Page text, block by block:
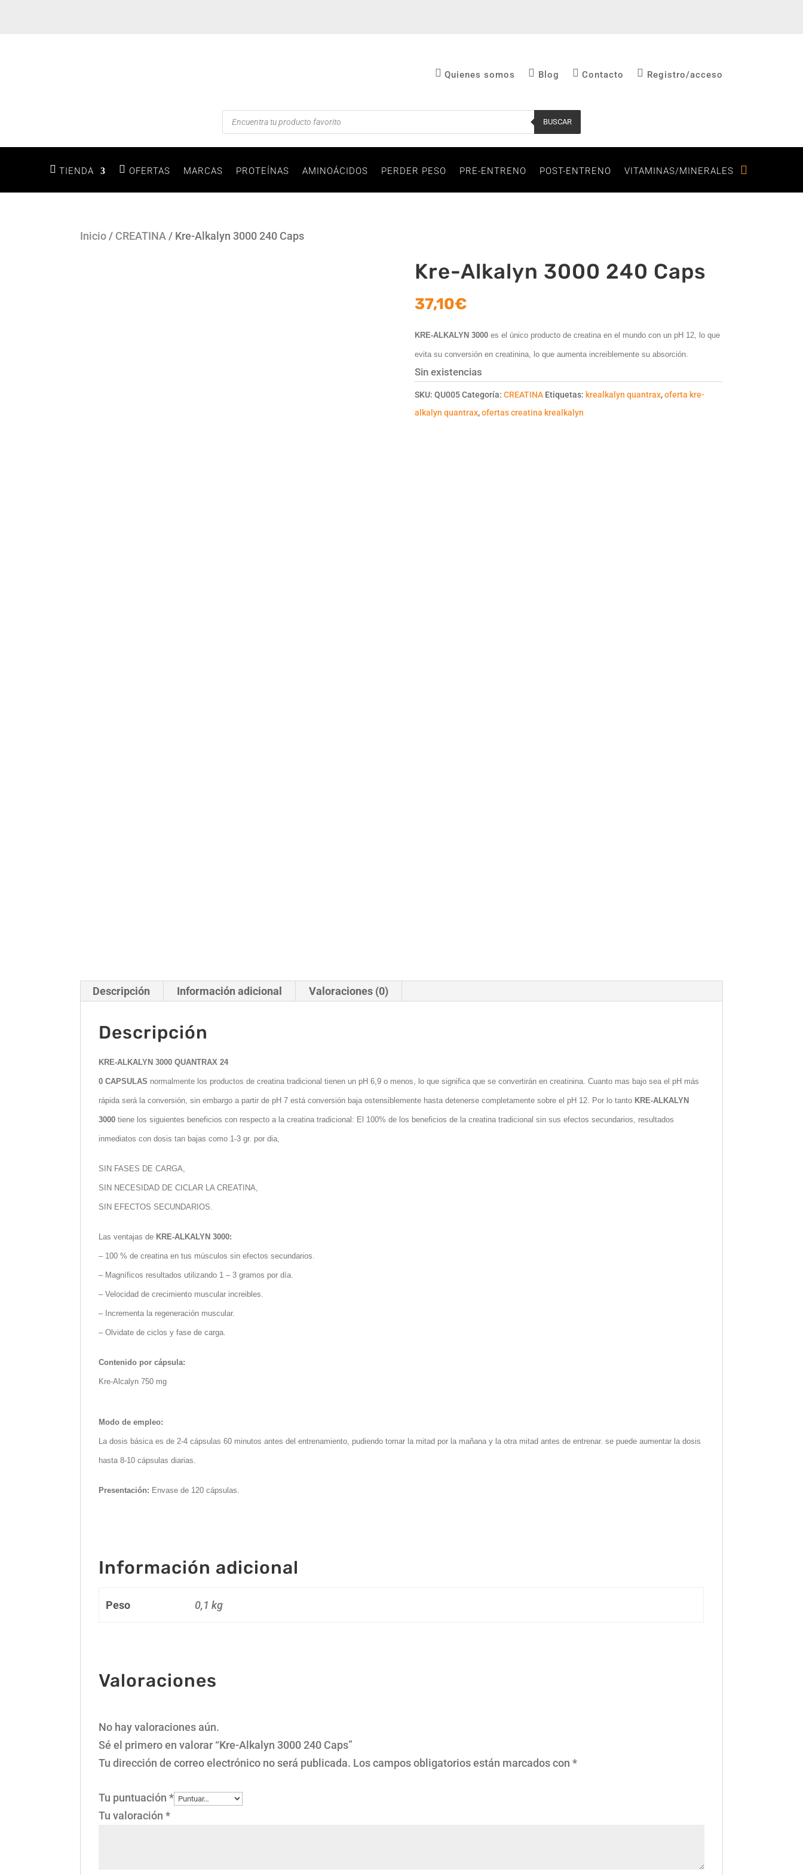
Quienes somos Blog Contacto Registro/acceso
Búsqueda
de
productos
BUSCAR
TIENDA OFERTAS MARCAS PROTEÍNAS AMINOÁCIDOS PERDER PESO PRE-ENTRENO POST-ENTRENO VITAMINAS/MINERALES
Inicio / CREATINA / Kre-Alkalyn 3000 240 Caps
Kre-Alkalyn 3000 240 Caps
37,10€
KRE-ALKALYN 3000es el único producto de creatina en el mundo con un pH 12, lo que
evita su conversión en creatinina, lo que aumenta increiblemente su absorción.
Sin existencias
SKU: QU005 Categoría: CREATINA Etiquetas: krealkalyn quantrax,oferta kre-
alkalyn quantrax,ofertas creatina krealkalyn
Descripción Información adicional Valoraciones (0)
Descripción
KRE-ALKALYN 3000 QUANTRAX 24
0 CAPSULAS normalmente los productos de creatina tradicional tienen un pH 6,9 o menos, lo que significa que se convertirán en creatinina. Cuanto mas bajo sea el pH más
rápida será la conversión, sin embargo a partir de pH 7 está conversión baja ostensiblemente hasta detenerse completamente sobre el pH 12. Por lo tanto KRE-ALKALYN
3000 tiene los siguientes beneficios con respecto a la creatina tradicional: El 100% de los beneficios de la creatina tradicional sin sus efectos secundarios, resultados
inmediatos con dosis tan bajas como 1-3 gr. por dia,
SIN FASES DE CARGA,
SIN NECESIDAD DE CICLAR LA CREATINA,
SIN EFECTOS SECUNDARIOS.
Las ventajas de KRE-ALKALYN 3000:
– 100 % de creatina en tus músculos sin efectos secundarios.
– Magníficos resultados utilizando 1 – 3 gramos por día.
– Velocidad de crecimiento muscular increibles.
– Incrementa la regeneración muscular.
– Olvidate de ciclos y fase de carga.
Contenido por cápsula:
Kre-Alcalyn 750 mg
Modo de empleo:
La dosis básica es de 2-4 cápsulas 60 minutos antes del entrenamiento, pudiendo tomar la mitad por la mañana y la otra mitad antes de entrenar. se puede aumentar la dosis
hasta 8-10 cápsulas diarias.
Presentación: Envase de 120 cápsulas.
Información adicional
Peso 0,1 kg
Valoraciones
No hay valoraciones aún.
Sé el primero en valorar “Kre-Alkalyn 3000 240 Caps”
Tu dirección de correo electrónico no será publicada. Los campos obligatorios están marcados con*
Tu puntuación*
Tu valoración*